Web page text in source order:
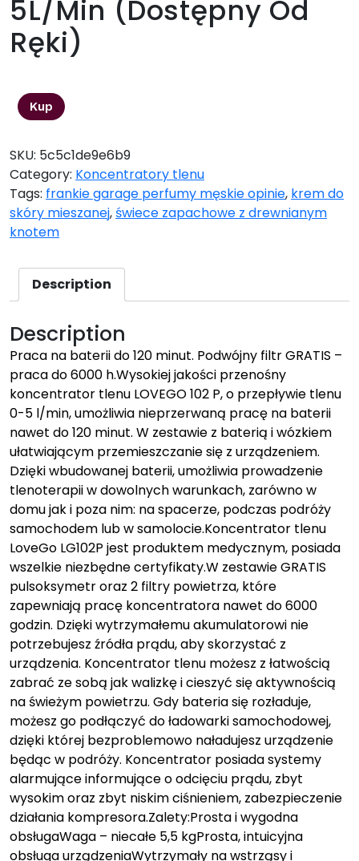
5L/Min (Dostępny Od
Ręki)
Kup
SKU: 5c5c1de9e6b9
Category: Koncentratory tlenu
Tags: frankie garage perfumy męskie opinie, krem do
skóry mieszanej,świece zapachowe z drewnianym
knotem
Description
Description
Praca na baterii do 120 minut. Podwójny filtr GRATIS –
praca do 6000 h.Wysokiej jakości przenośny
koncentrator tlenu LOVEGO 102 P, o przepływie tlenu
0-5 l/min, umożliwia nieprzerwaną pracę na baterii
nawet do 120 minut. W zestawie z baterią i wózkiem
ułatwiającym przemieszczanie się z urządzeniem.
Dzięki wbudowanej baterii, umożliwia prowadzenie
tlenoterapii w dowolnych warunkach, zarówno w
domu jak i poza nim: na spacerze, podczas podróży
samochodem lub w samolocie.Koncentrator tlenu
LoveGo LG102P jest produktem medycznym, posiada
wszelkie niezbędne certyfikaty.W zestawie GRATIS
pulsoksymetr oraz 2 filtry powietrza, które
zapewniają pracę koncentratora nawet do 6000
godzin. Dzięki wytrzymałemu akumulatorowi nie
potrzebujesz źródła prądu, aby skorzystać z
urządzenia. Koncentrator tlenu możesz z łatwością
zabrać ze sobą jak walizkę i cieszyć się aktywnością
na świeżym powietrzu. Gdy bateria się rozładuje,
możesz go podłączyć do ładowarki samochodowej,
dzięki której bezproblemowo naładujesz urządzenie
będąc w podróży. Koncentrator posiada systemy
alarmujące informujące o odcięciu prądu, zbyt
wysokim oraz zbyt niskim ciśnieniem, zabezpieczenie
działania kompresora.Zalety:Prosta i wygodna
obsługaWaga – niecałe 5,5 kgProsta, intuicyjna
obsługa urządzeniaWytrzymały na wstrząsy i